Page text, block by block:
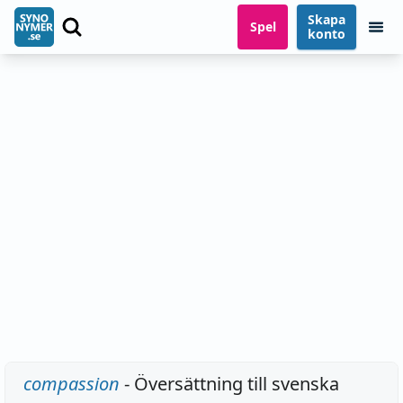
Spel
Skapa
konto
compassion - Översättning till svenska